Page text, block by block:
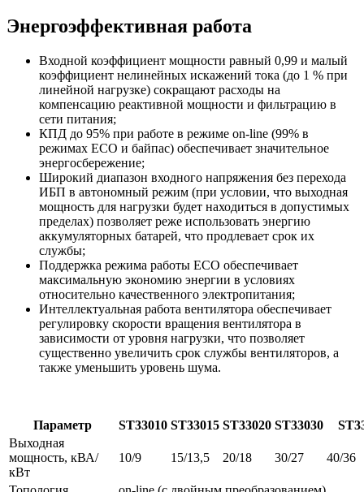
Энергоэффективная работа
Входной коэффициент мощности равный 0,99 и малый
коэффициент нелинейных искажений тока (до 1 % при
линейной нагрузке) сокращают расходы на
компенсацию реактивной мощности и фильтрацию в
сети питания;
КПД до 95% при работе в режиме on-line (99% в
режимах ECO и байпас) обеспечивает значительное
энергосбережение;
Широкий диапазон входного напряжения без перехода
ИБП в автономный режим (при условии, что выходная
мощность для нагрузки будет находиться в допустимых
пределах) позволяет реже использовать энергию
аккумуляторных батарей, что продлевает срок их
службы;
Поддержка режима работы ECO обеспечивает
максимальную экономию энергии в условиях
относительно качественного электропитания;
Интеллектуальная работа вентилятора обеспечивает
регулировку скорости вращения вентилятора в
зависимости от уровня нагрузки, что позволяет
существенно увеличить срок службы вентиляторов, а
также уменьшить уровень шума.
Параметр ST33010 ST33015 ST33020 ST33030
Выходная
мощность, кВА/
кВт
10/9 15/13,5 20/18 30/27 40/36